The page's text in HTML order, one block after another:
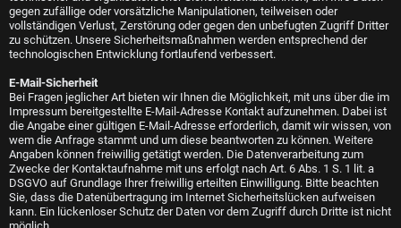
gegen zufällige oder vorsätzliche Manipulationen, teilweisen oder
vollständigen Verlust, Zerstörung oder gegen den unbefugten Zugriff Dritter
zu schützen. Unsere Sicherheitsmaßnahmen werden entsprechend der
technologischen Entwicklung fortlaufend verbessert.
E-Mail-Sicherheit
Bei Fragen jeglicher Art bieten wir Ihnen die Möglichkeit, mit uns über die im
Impressum bereitgestellte E-Mail-Adresse Kontakt aufzunehmen. Dabei ist
die Angabe einer gültigen E-Mail-Adresse erforderlich, damit wir wissen, von
wem die Anfrage stammt und um diese beantworten zu können. Weitere
Angaben können freiwillig getätigt werden. Die Datenverarbeitung zum
Zwecke der Kontaktaufnahme mit uns erfolgt nach Art. 6 Abs. 1 S. 1 lit. a
DSGVO auf Grundlage Ihrer freiwillig erteilten Einwilligung. Bitte beachten
Sie, dass die Datenübertragung im Internet Sicherheitslücken aufweisen
kann. Ein lückenloser Schutz der Daten vor dem Zugriff durch Dritte ist nicht
möglich.